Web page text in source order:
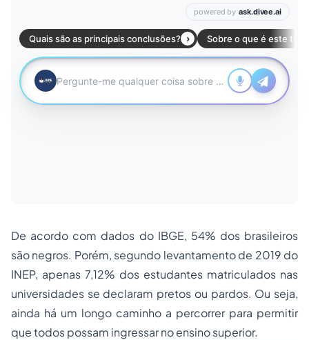
De acordo com dados do IBGE, 54% dos brasileiros
são negros. Porém, segundo levantamento de 2019 do
INEP, apenas 7,12% dos estudantes matriculados nas
universidades se declaram pretos ou pardos. Ou seja,
ainda há um longo caminho a percorrer para permitir
que todos possam ingressar no ensino superior.